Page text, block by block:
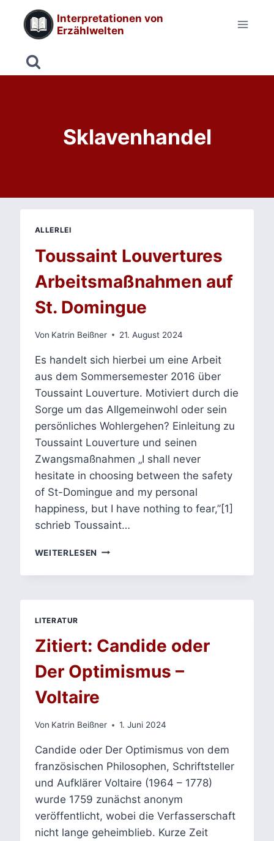
Inhalt
springen
Interpretationen von
Erzählwelten
Sklavenhandel
ALLERLEI
Toussaint Louvertures
Arbeitsmaßnahmen auf
St. Domingue
Von Katrin Beißner 21. August 2024
Es handelt sich hierbei um eine Arbeit
aus dem Sommersemester 2016 über
Toussaint Louverture. Motiviert durch die
Sorge um das Allgemeinwohl oder sein
persönliches Wohlergehen? Einleitung zu
Toussaint Louverture und seinen
Zwangsmaßnahmen „I shall never
hesitate in choosing between the safety
of St-Domingue and my personal
happiness, but I have nothing to fear,”[1]
schrieb Toussaint…
WEITERLESEN TOUSSAINT
ARBEITSMASSNAHMEN A
LITERATUR
Zitiert: Candide oder
Der Optimismus –
Voltaire
Von Katrin Beißner 1. Juni 2024
Candide oder Der Optimismus von dem
französischen Philosophen, Schriftsteller
und Aufklärer Voltaire (1964 – 1778)
wurde 1759 zunächst anonym
veröffentlicht, wobei die Verfasserschaft
nicht lange geheimblieb. Kurze Zeit